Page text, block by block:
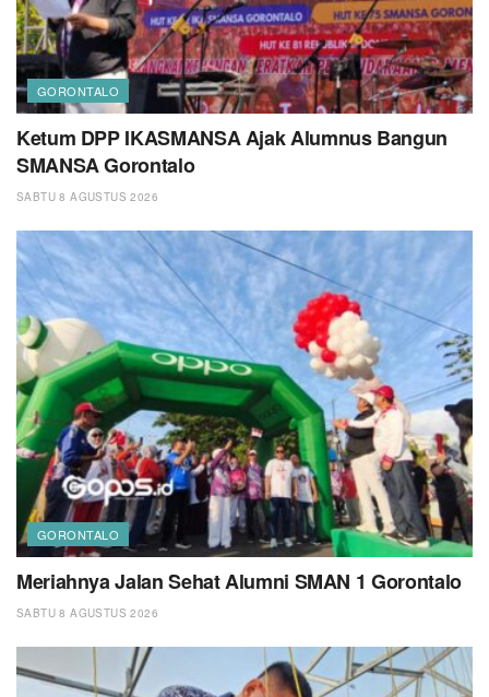
GORONTALO
Ketum DPP IKASMANSA Ajak Alumnus Bangun
SMANSA Gorontalo
SABTU 8 AGUSTUS 2026
GORONTALO
Meriahnya Jalan Sehat Alumni SMAN 1 Gorontalo
SABTU 8 AGUSTUS 2026